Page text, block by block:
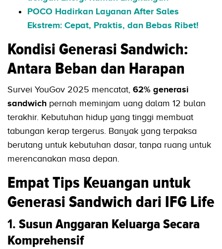
POCO Hadirkan Layanan After Sales
Ekstrem: Cepat, Praktis, dan Bebas Ribet!
Kondisi Generasi Sandwich:
Antara Beban dan Harapan
Survei YouGov 2025 mencatat, 62% generasi
sandwich pernah meminjam uang dalam 12 bulan
terakhir. Kebutuhan hidup yang tinggi membuat
tabungan kerap tergerus. Banyak yang terpaksa
berutang untuk kebutuhan dasar, tanpa ruang untuk
merencanakan masa depan.
Empat Tips Keuangan untuk
Generasi Sandwich dari IFG Life
1. Susun Anggaran Keluarga Secara
Komprehensif